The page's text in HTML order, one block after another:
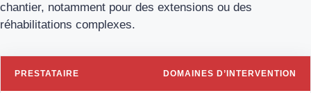
chantier, notamment pour des extensions ou des
réhabilitations complexes.
PRESTATAIRE DOMAINES D’INTERVENTION